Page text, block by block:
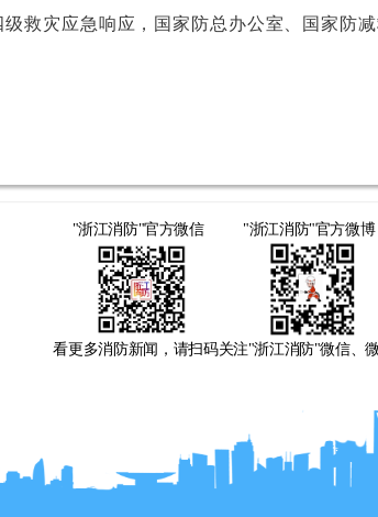
救灾应急响应，国家防总办公室、国家防减
"浙江消防"官方微信 "浙江消防"官方微博
看更多消防新闻，请扫码关注"浙江消防"微信、